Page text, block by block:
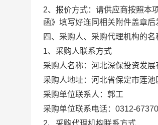
2、报价方式： 请供应商按照本
函》填写好连同相关附件盖章
四、采购人、采购代理机构的
1、采购人联系方式
采购人名称：河北深保投资发展
采购人地址： 河北省保定市莲
采购单位联系人： 郭工
采购单位联系电话： 0312-
2、采购代理机构联系方式